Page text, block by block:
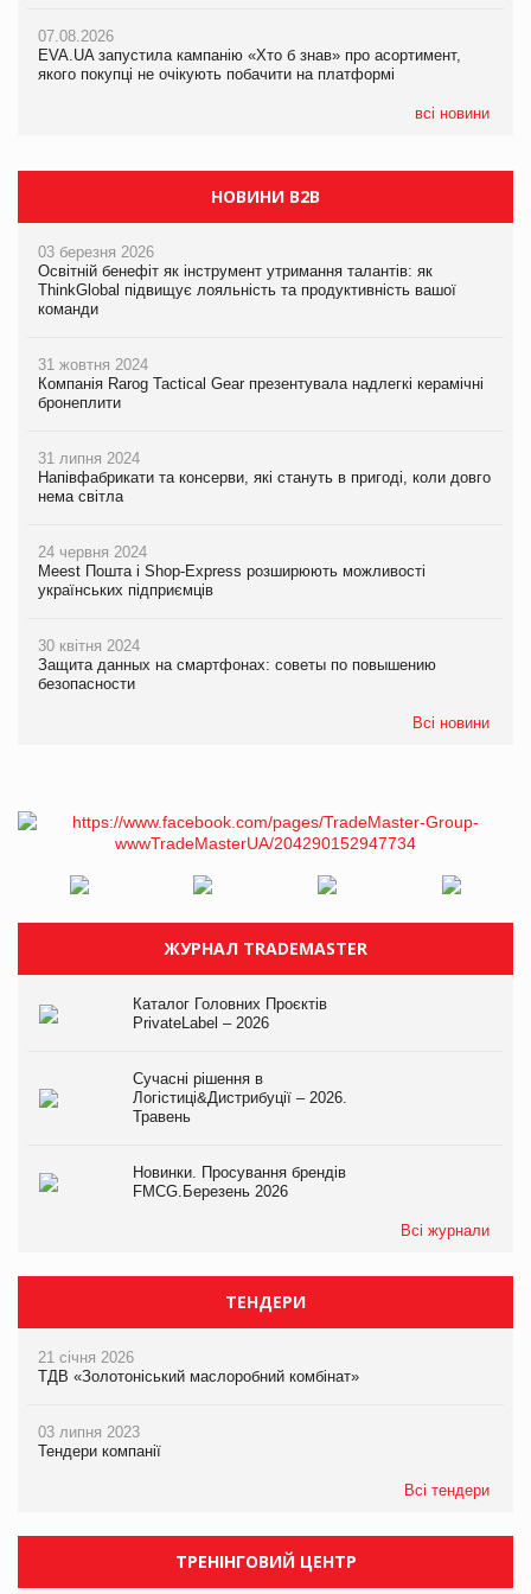
07.08.2026
EVA.UA запустила кампанію «Хто б знав» про асортимент,
якого покупці не очікують побачити на платформі
всі новини
07.08.2026
EVA.UA запустила кампанію «Хто б знав» про асортимент,
якого покупці не очікують побачити на платформі
НОВИНИ B2B
03 березня 2026
Освітній бенефіт як інструмент утримання талантів: як
ThinkGlobal підвищує лояльність та продуктивність вашої
команди
31 жовтня 2024
Компанія Rarog Tactical Gear презентувала надлегкі керамічні
бронеплити
31 липня 2024
Напівфабрикати та консерви, які стануть в пригоді, коли довго
нема світла
24 червня 2024
Meest Пошта і Shop-Express розширюють можливості
українських підприємців
30 квітня 2024
Защита данных на смартфонах: советы по повышению
безопасности
Всі новини
ЖУРНАЛ TRADEMASTER
Каталог Головних Проєктів
PrivateLabel – 2026
Сучасні рішення в
Логістиці&Дистрибуції – 2026.
Травень
Новинки. Просування брендів
FMCG.Березень 2026
Всі журнали
ТЕНДЕРИ
21 січня 2026
ТДВ «Золотоніський маслоробний комбінат»
03 липня 2023
Тендери компанії
Всі тендери
ТРЕНІНГОВИЙ ЦЕНТР